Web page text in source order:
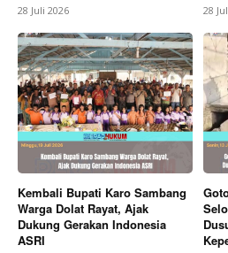
About
Contact us
Subscription Plans
My account
Bagikan Artikel
Berita Lainnya Aturan Baru
Jabar Kini Syaratkan
28 Juli 2026 28
Kembali Bupati Karo Sambang
Warga Dolat Rayat, Ajak
Dukung Gerakan Indonesia
ASRI